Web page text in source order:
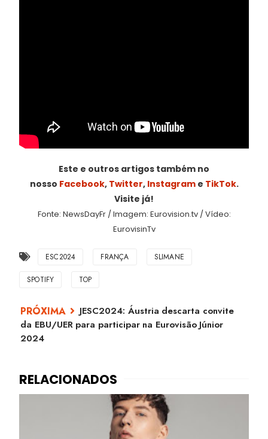
Este e outros artigos também no
nosso Facebook, Twitter, Instagrame TikTok.
Visite já!
Fonte: NewsDayFr / Imagem: Eurovision.tv / Vídeo:
EurovisinTv
ESC2024 FRANÇA SLIMANE
SPOTIFY TOP
JESC2024: Áustria descarta convite
da EBU/UER para participar na Eurovisão Júnior
2024